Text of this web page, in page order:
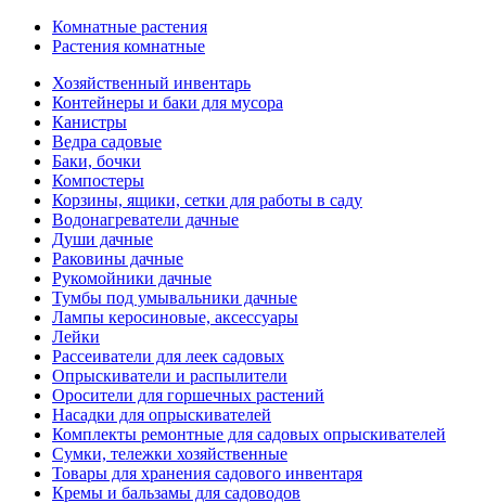
Комнатные растения
Растения комнатные
Хозяйственный инвентарь
Контейнеры и баки для мусора
Канистры
Ведра садовые
Баки, бочки
Компостеры
Корзины, ящики, сетки для работы в саду
Водонагреватели дачные
Души дачные
Раковины дачные
Рукомойники дачные
Тумбы под умывальники дачные
Лампы керосиновые, аксессуары
Лейки
Рассеиватели для леек садовых
Опрыскиватели и распылители
Оросители для горшечных растений
Насадки для опрыскивателей
Комплекты ремонтные для садовых опрыскивателей
Сумки, тележки хозяйственные
Товары для хранения садового инвентаря
Кремы и бальзамы для садоводов